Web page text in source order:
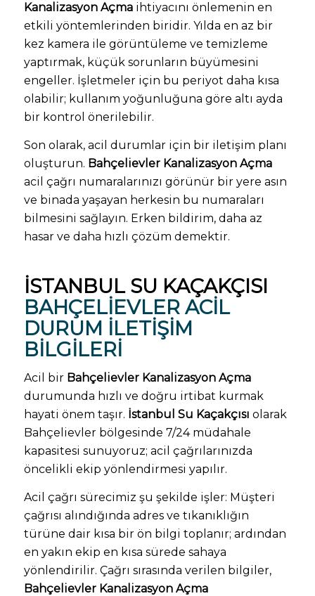
Kanalizasyon Açmaihtiyacını önlemenin en
etkili yöntemlerinden biridir. Yılda en az bir
kez kamera ile görüntüleme ve temizleme
yaptırmak, küçük sorunların büyümesini
engeller. İşletmeler için bu periyot daha kısa
olabilir; kullanım yoğunluğuna göre altı ayda
bir kontrol önerilebilir.
Son olarak, acil durumlar için bir iletişim planı
oluşturun. Bahçelievler Kanalizasyon Açma
acil çağrı numaralarınızı görünür bir yere asın
ve binada yaşayan herkesin bu numaraları
bilmesini sağlayın. Erken bildirim, daha az
hasar ve daha hızlı çözüm demektir.
İSTANBUL SU KAÇAKÇISI
BAHÇELIEVLER ACIL
DURUM ILETIŞIM
BILGILERI
Acil bir Bahçelievler Kanalizasyon Açma
durumunda hızlı ve doğru irtibat kurmak
hayati önem taşır. İstanbul Su Kaçakçısı olarak
Bahçelievler bölgesinde 7/24 müdahale
kapasitesi sunuyoruz; acil çağrılarınızda
öncelikli ekip yönlendirmesi yapılır.
Acil çağrı sürecimiz şu şekilde işler: Müşteri
çağrısı alındığında adres ve tıkanıklığın
türüne dair kısa bir ön bilgi toplanır; ardından
en yakın ekip en kısa sürede sahaya
yönlendirilir. Çağrı sırasında verilen bilgiler,
Bahçelievler Kanalizasyon Açma